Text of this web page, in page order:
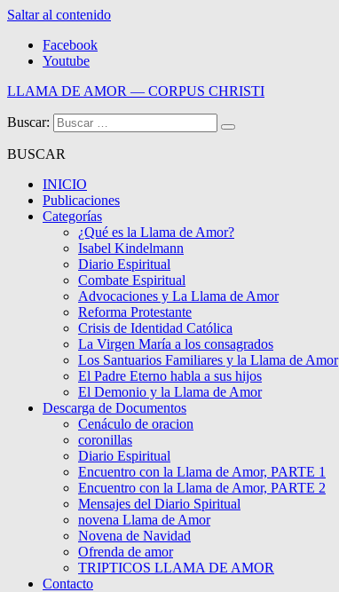
Saltar al contenido
Facebook
Youtube
LLAMA DE AMOR — CORPUS CHRISTI
Blog de la Llama de Amor
Buscar:
BUSCAR
INICIO
Publicaciones
Categorías
¿Qué es la Llama de Amor?
Isabel Kindelmann
Diario Espiritual
Combate Espiritual
Advocaciones y La Llama de Amor
Reforma Protestante
Crisis de Identidad Católica
La Virgen María a los consagrados
Los Santuarios Familiares y la Llama de Amor
El Padre Eterno habla a sus hijos
El Demonio y la Llama de Amor
Descarga de Documentos
Cenáculo de oracion
coronillas
Diario Espiritual
Encuentro con la Llama de Amor, PARTE 1
Encuentro con la Llama de Amor, PARTE 2
Mensajes del Diario Spiritual
novena Llama de Amor
Novena de Navidad
Ofrenda de amor
TRIPTICOS LLAMA DE AMOR
Contacto